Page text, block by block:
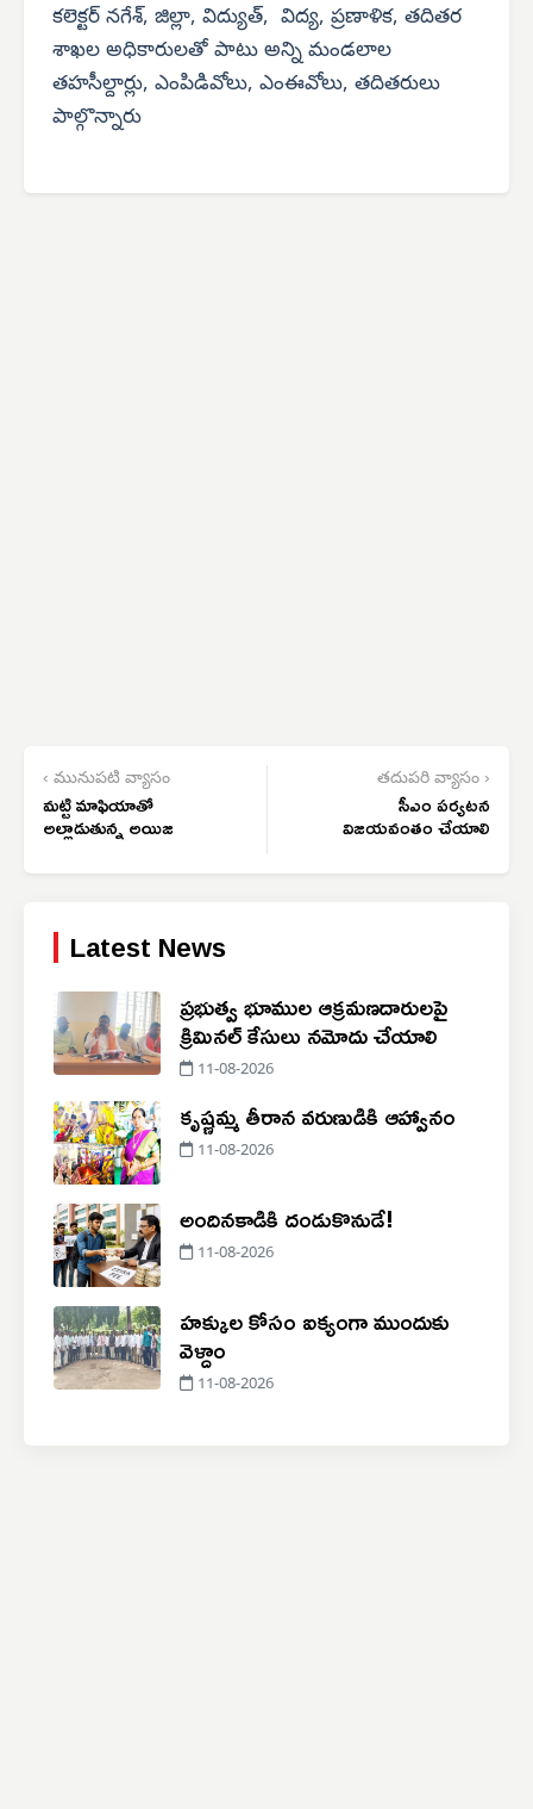
కలెక్టర్ నగేశ్, జిల్లా, విద్యుత్, విద్య, ప్రణాళిక, తదితర
శాఖల అధికారులతో పాటు అన్ని మండలాల
తహసీల్దార్లు, ఎంపిడివోలు, ఎంఈవోలు, తదితరులు
పాల్గొన్నారు
‹ మునుపటి వ్యాసం
మట్టి మాఫియాతో
అల్లాడుతున్న అయిజ
తదుపరి వ్యాసం ›
సీఎం పర్యటన
విజయవంతం చేయాలి
Latest News
ప్రభుత్వ భూముల ఆక్రమణదారులపై
క్రిమినల్ కేసులు నమోదు చేయాలి
11-08-2026
కృష్ణమ్మ తీరాన వరుణుడికి ఆహ్వానం
11-08-2026
అందినకాడికి దండుకొనుడే!
11-08-2026
హక్కుల కోసం ఐక్యంగా ముందుకు
వెళ్దాం
11-08-2026